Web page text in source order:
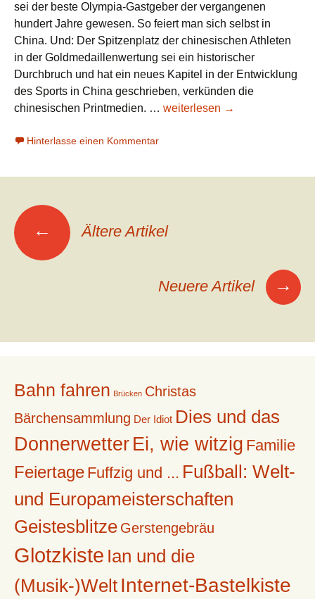
sei der beste Olympia-Gastgeber der vergangenen
hundert Jahre gewesen. So feiert man sich selbst in
China. Und: Der Spitzenplatz der chinesischen Athleten
in der Goldmedaillenwertung sei ein historischer
Durchbruch und hat ein neues Kapitel in der Entwicklung
des Sports in China geschrieben, verkünden die
chinesischen Printmedien. … Das
weiterlesen →
Hinterlasse einen Kommentar
Beitrags-
Navigation
← Ältere Artikel
Neuere Artikel →
Bahn fahren Brücken Christas
Bärchensammlung Der Idiot Dies und das
Donnerwetter Ei, wie witzig Familie
Feiertage Fuffzig und ... Fußball: Welt-
und Europameisterschaften
Geistesblitze Gerstengebräu
Glotzkiste Ian und die
(Musik-)Welt Internet-Bastelkiste